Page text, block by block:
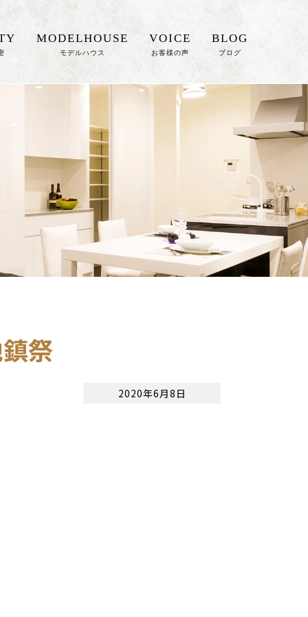
MODELHOUSE
モデルハウス
VOICE
お客様の声
BLOG
ブログ
祭
2020年6月8日